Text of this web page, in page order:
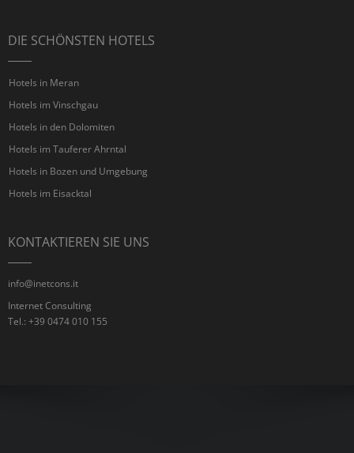
DIE SCHÖNSTEN HOTELS
Hotels in Meran
Hotels im Vinschgau
Hotels in den Dolomiten
Hotels im Tauferer Ahrntal
Hotels in Bozen und Umgebung
Hotels im Eisacktal
KONTAKTIEREN SIE UNS
info@inetcons.it
Internet Consulting
Tel.: +39 0474 010 155